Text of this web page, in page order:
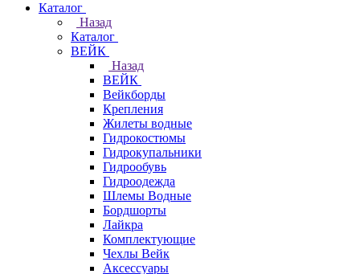
Каталог
Назад
Каталог
ВЕЙК
Назад
ВЕЙК
Вейкборды
Крепления
Жилеты водные
Гидрокостюмы
Гидрокупальники
Гидрообувь
Гидроодежда
Шлемы Водные
Бордшорты
Лайкра
Комплектующие
Чехлы Вейк
Аксессуары